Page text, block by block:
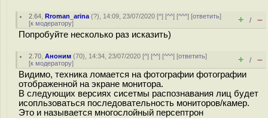
2.64 ,Rroman_arina (?), 14:09, 23/07/2020 [^] [^^] [^^^] [ответить]
[к модератору] + / –
Попробуйте несколько раз исказить)
2.70 ,Аноним (70), 14:34, 23/07/2020 [^] [^^] [^^^] [ответить]
[к модератору] + / –
Видимо, техника ломается на фотографии фотографии
отображенной на экране монитора.
В следующих версиях сисетмы распознавания лиц будет
исопльзоваться последовательность мониторов/камер.
Это и называется многослойный персептрон